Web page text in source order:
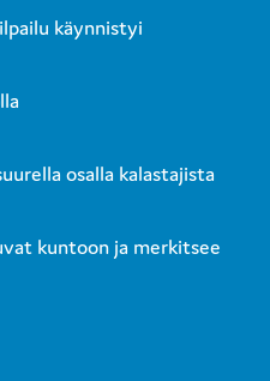
käynnistyi
osalla kalastajista
kuntoon ja merkitsee